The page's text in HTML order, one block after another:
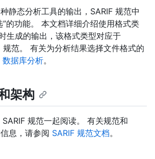
静态分析工具的输出，SARIF 规范中
”的功能。 本文档详细介绍使用格式类
生成的输出，该格式类型对应于
规范。 有关为分析结果选择文件格式的
数据库分析。
架构
规范一起阅读。 有关规范和
息，请参阅 SARIF 规范文档。